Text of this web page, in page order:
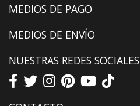
MEDIOS DE PAGO
MEDIOS DE ENVÍO
NUESTRAS REDES SOCIALES